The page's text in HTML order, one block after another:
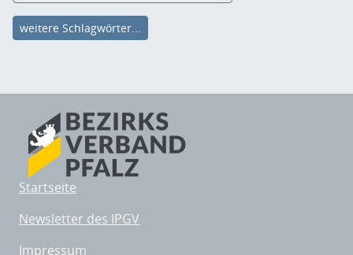
weitere Schlagwörter...
Startseite
Newsletter des IPGV
Impressum